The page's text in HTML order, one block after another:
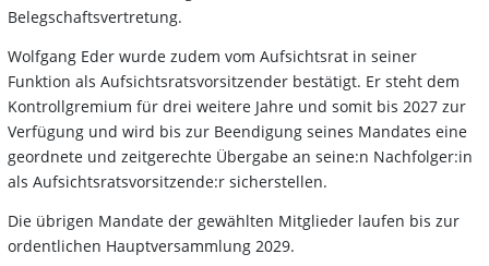
Belegschaftsvertretung.
Wolfgang Eder wurde zudem vom Aufsichtsrat in seiner
Funktion als Aufsichtsratsvorsitzender bestätigt. Er steht dem
Kontrollgremium für drei weitere Jahre und somit bis 2027 zur
Verfügung und wird bis zur Beendigung seines Mandates eine
geordnete und zeitgerechte Übergabe an seine:n Nachfolger:in
als Aufsichtsratsvorsitzende:r sicherstellen.
Die übrigen Mandate der gewählten Mitglieder laufen bis zur
ordentlichen Hauptversammlung 2029.